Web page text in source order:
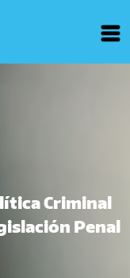
Criminal
Penal